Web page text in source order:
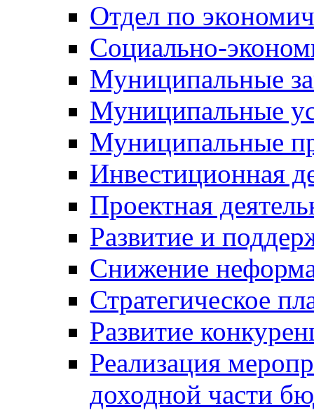
Отдел по
Социально-
Муниципальные
Муниципальные
Муниципальные
Инвестиционная
Проектная
Развитие и
Снижение
Стратегическое
Развитие
Реализация
доходной части